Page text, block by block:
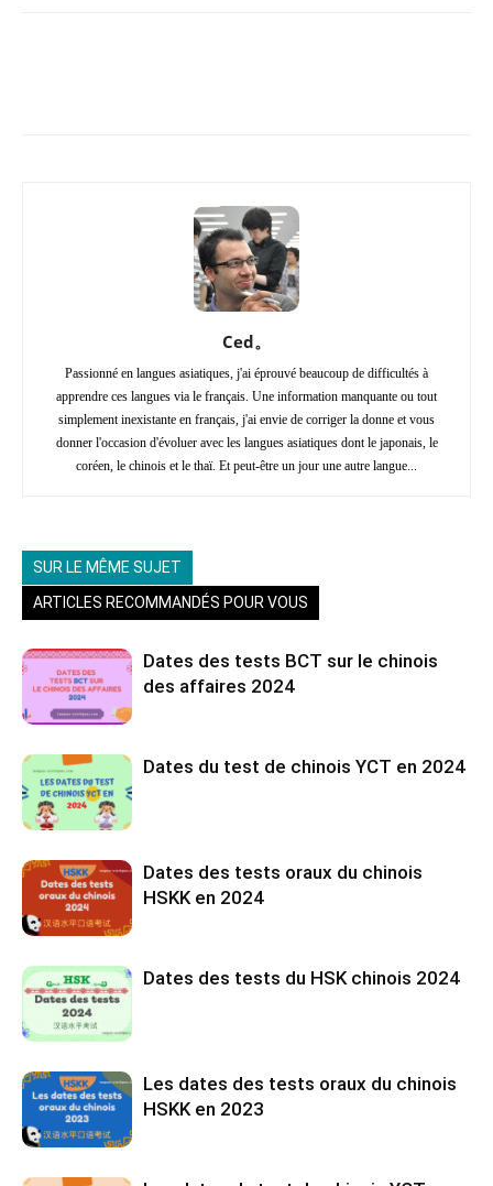
Ced。
Passionné en langues asiatiques, j'ai éprouvé beaucoup de difficultés à
apprendre ces langues via le français. Une information manquante ou tout
simplement inexistante en français, j'ai envie de corriger la donne et vous
donner l'occasion d'évoluer avec les langues asiatiques dont le japonais, le
coréen, le chinois et le thaï. Et peut-être un jour une autre langue...
SUR LE MÊME SUJET
ARTICLES RECOMMANDÉS POUR VOUS
Dates des tests BCT sur le chinois
des affaires 2024
Dates du test de chinois YCT en 2024
Dates des tests oraux du chinois
HSKK en 2024
Dates des tests du HSK chinois 2024
Les dates des tests oraux du chinois
HSKK en 2023